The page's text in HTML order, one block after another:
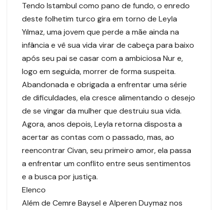
Tendo Istambul como pano de fundo, o enredo
deste folhetim turco gira em torno de Leyla
Yılmaz, uma jovem que perde a mãe ainda na
infância e vê sua vida virar de cabeça para baixo
após seu pai se casar com a ambiciosa Nur e,
logo em seguida, morrer de forma suspeita.
Abandonada e obrigada a enfrentar uma série
de dificuldades, ela cresce alimentando o desejo
de se vingar da mulher que destruiu sua vida.
Agora, anos depois, Leyla retorna disposta a
acertar as contas com o passado, mas, ao
reencontrar Civan, seu primeiro amor, ela passa
a enfrentar um conflito entre seus sentimentos
e a busca por justiça.
Elenco
Além de Cemre Baysel e Alperen Duymaz nos